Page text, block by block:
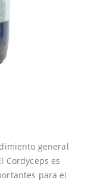
general
Cordyceps es
para el